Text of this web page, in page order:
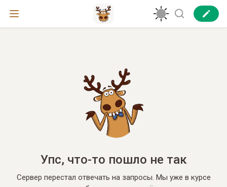
Упс, что-то пошло не так
Сервер перестал отвечать на запросы. Мы уже в курсе